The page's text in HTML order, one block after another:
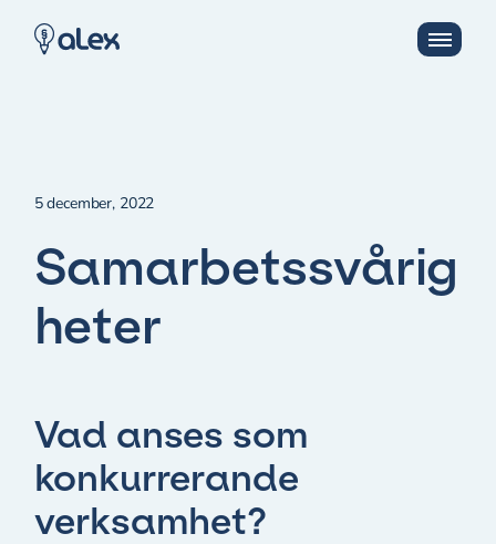
5 december, 2022
Samarbetssvårig
heter
Vad anses som
konkurrerande
verksamhet?